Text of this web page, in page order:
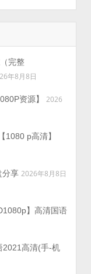
完整
年8月8日
资源】
2026
1080 p高清】
分享 2026年8月8日
】高清国语
2021高清(手-机